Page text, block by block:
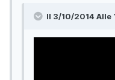
Il 3/10/2014 Alle